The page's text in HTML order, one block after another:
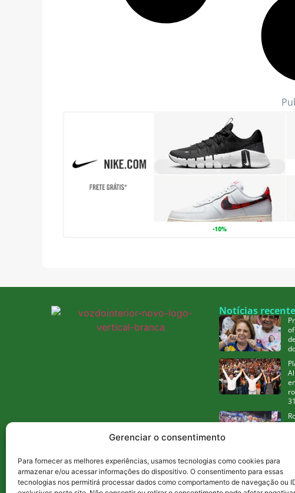
Gerenciar o consentimento
Para fornecer as melhores experiências, usamos tecnologias como cookies para
armazenar e/ou acessar informações do dispositivo. O consentimento para essas
tecnologias nos permitirá processar dados como comportamento de navegação ou
Notícias